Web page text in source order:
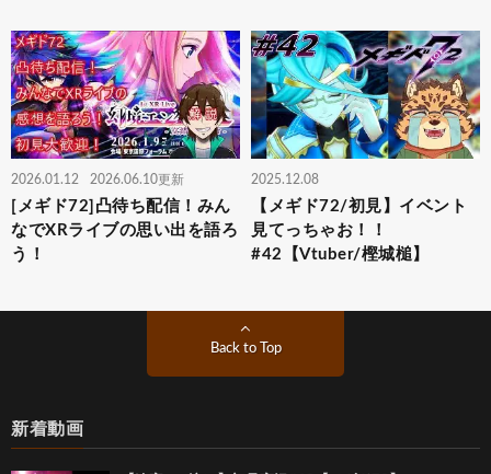
2026.01.12 2026.06.10更新
[メギド72]凸待ち配信！みん
なでXRライブの思い出を語ろ
う！
2025.12.08
【メギド72/初見】イベント
見てっちゃお！！
#42【Vtuber/樫城槌】
Back to Top
新着動画